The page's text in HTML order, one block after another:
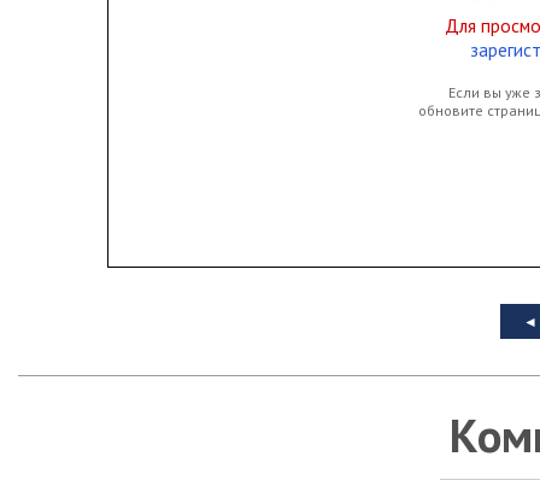
Для
Если вы уже
обновите